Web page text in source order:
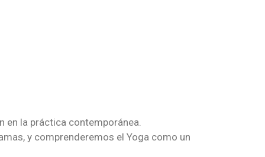
en la práctica contemporánea.
y comprenderemos el Yoga como un